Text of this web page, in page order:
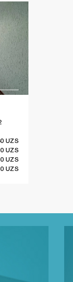
UZS
0 UZS
0 UZS
0 UZS